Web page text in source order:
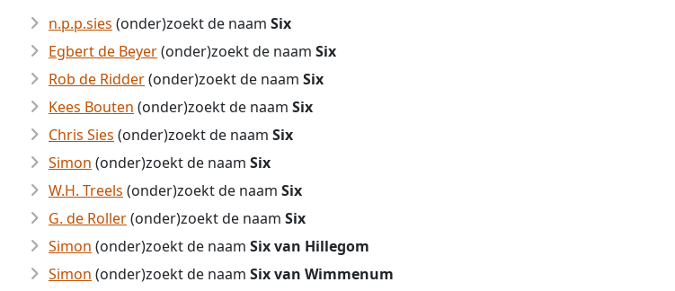
n.p.p.sies (onder)zoekt de naam Six
Egbert de Beyer(onder)zoekt de naam Six
Rob de Ridder(onder)zoekt de naam Six
Kees Bouten (onder)zoekt de naam Six
Chris Sies (onder)zoekt de naam Six
Simon (onder)zoekt de naam Six
W.H. Treels (onder)zoekt de naam Six
G. de Roller(onder)zoekt de naam Six
Simon (onder)zoekt de naam Six van Hillegom
Simon (onder)zoekt de naam Six van Wimmenum